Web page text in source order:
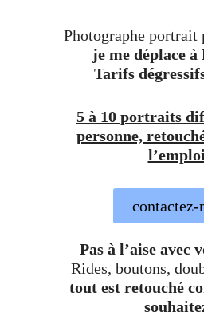
Photographe portrait
je me déplace à
Tarifs
5 à 10 portraits
personne,
contactez-
Pas à l’aise avec
Rides, boutons,
tout est retouché